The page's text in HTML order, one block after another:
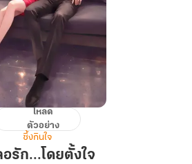
ย
โหลด
ตัวอย่าง
ซึ้งกินใจ
อรัก...โดยตั้งใจ